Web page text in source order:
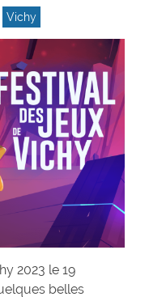
Vichy
2023 le 19
belles